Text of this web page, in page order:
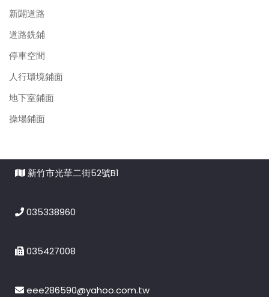
新闢道路
道路銑鋪
停車空間
人行環境鋪面
地下室鋪面
操場鋪面
新竹市光華二街52號B1
035338960
035427008
eee286590@yahoo.com.tw